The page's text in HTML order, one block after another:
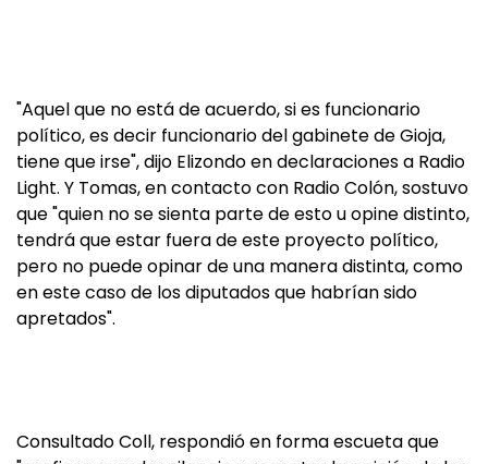
"Aquel que no está de acuerdo, si es funcionario
político, es decir funcionario del gabinete de Gioja,
tiene que irse", dijo Elizondo en declaraciones a Radio
Light. Y Tomas, en contacto con Radio Colón, sostuvo
que "quien no se sienta parte de esto u opine distinto,
tendrá que estar fuera de este proyecto político,
pero no puede opinar de una manera distinta, como
en este caso de los diputados que habrían sido
apretados".
Consultado Coll, respondió en forma escueta que